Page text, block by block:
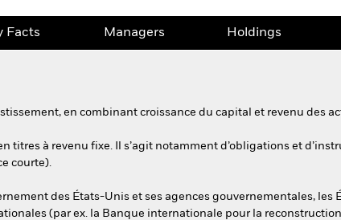
Facts Managers Holdings
en combinant croissance du capital et revenu des
titres à revenu fixe. Il s’agit notamment d’obligations et
courte).
des États-Unis et ses agences gouvernementales, les
(par ex. la Banque internationale pour la